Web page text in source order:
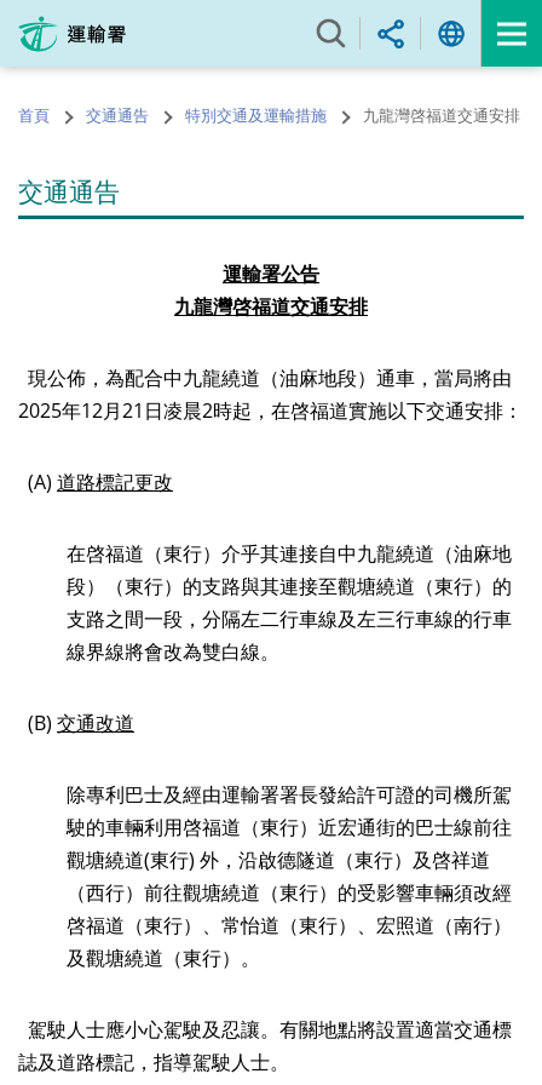
內
的首頁 交通通告 特別交通及運輸措施 九龍灣啓福道交通安排
交通通告
運輸署公告
九龍灣啓福道交通安排
現公佈，為配合中九龍繞道（油麻地段）通車，當局將由
2025年12月21 日凌晨2時起，在啓福道實施以下交通安排：
(A) 道路標記更改
在啓福道（東行）介乎其連接自中九龍繞道（油麻地
段）（東行）的支路與其連接至觀塘繞道（東行）的
支路之間一段，分隔左二行車線及左三行車線的行車
線界線將會改為雙白線。
(B) 交通改道
除專利巴士及經由運輸署署長發給許可證的司機所駕
駛的車輛利用啓福道（東行）近宏通街的巴士線前往
觀塘繞道(東行) 外，沿啟德隧道（東行）及啓祥道
（西行）前往觀塘繞道（東行）的受影響車輛須改經
啓福道（東行）、常怡道（東行）、宏照道（南行）
及觀塘繞道（東行）。
駕駛人士應小心駕駛及忍讓。有關地點將設置適當交通標
誌及道路標記，指導駕駛人士。